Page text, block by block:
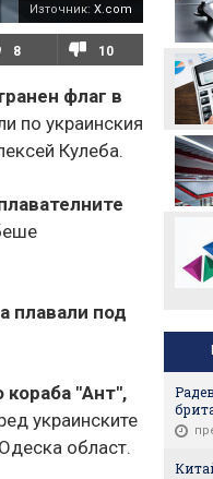
Източник: X.com
8 10
флаг в
по украинския
Кулеба.
плавали под
"Ант",
украинските
област.
съперник на
Тел Авив?
харесал
на Лига на
посрещнаха
Салах в Турция